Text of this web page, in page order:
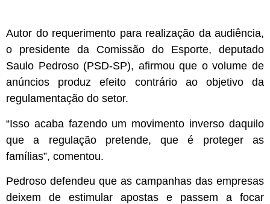
Autor do requerimento para realização da audiência,
o presidente da Comissão do Esporte, deputado
Saulo Pedroso (PSD-SP), afirmou que o volume de
anúncios produz efeito contrário ao objetivo da
regulamentação do setor.
“Isso acaba fazendo um movimento inverso daquilo
que a regulação pretende, que é proteger as
famílias”, comentou.
Pedroso defendeu que as campanhas das empresas
deixem de estimular apostas e passem a focar